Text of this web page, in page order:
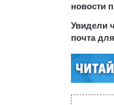
новости
Увидели
почта